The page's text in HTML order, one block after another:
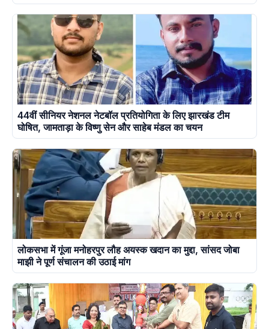
44वीं सीनियर नेशनल नेटबॉल प्रतियोगिता के लिए झारखंड टीम
घोषित, जामताड़ा के विष्णु सेन और साहेब मंडल का चयन
लोकसभा में गूंजा मनोहरपुर लौह अयस्क खदान का मुद्दा, सांसद जोबा
माझी ने पूर्ण संचालन की उठाई मांग